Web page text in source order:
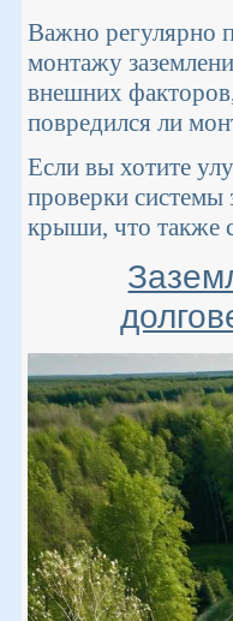
Важно регулярно
монтажу
внешних
повредился ли
Если вы хотите
проверки системы
крыши, что также